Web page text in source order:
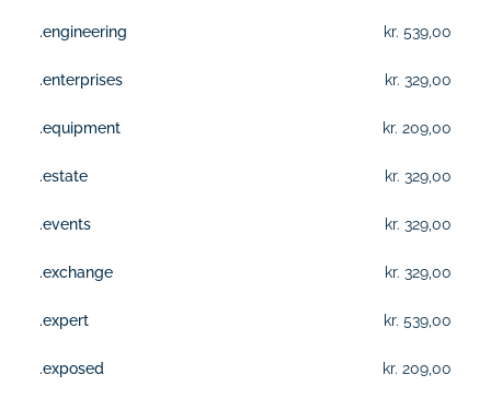
kr. 539,00
.engineering
kr. 329,00
.enterprises
kr. 209,00
.equipment
kr. 329,00
.estate
kr. 329,00
.events
kr. 329,00
.exchange
kr. 539,00
.expert
kr. 209,00
.exposed